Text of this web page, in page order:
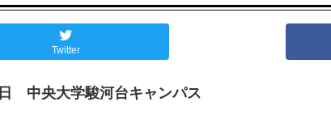
Twitter
中央大学駿河台キャンパス